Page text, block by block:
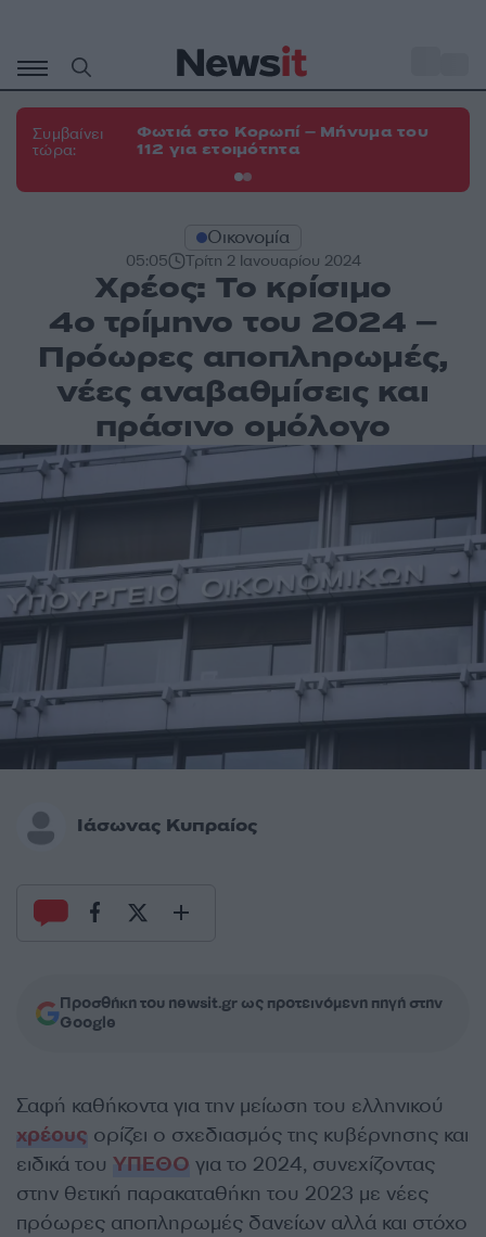
περιεχόμενο
Συμβαίνει
τώρα:
Φωτιά στο Κορωπί – Μήνυμα του
112 για ετοιμότητα
Οικονομία
05:05 Τρίτη 2 Ιανουαρίου 2024
Χρέος: Το κρίσιμο
4ο τρίμηνο του 2024 –
Πρόωρες αποπληρωμές,
νέες αναβαθμίσεις και
πράσινο ομόλογο
Ιάσωνας Κυπραίος
Προσθήκη του newsit.gr ως προτεινόμενη πηγή στην
Google
Σαφή καθήκοντα για την μείωση του ελληνικού
χρέους ορίζει ο σχεδιασμός της κυβέρνησης και
ειδικά του ΥΠΕΘΟ για το 2024, συνεχίζοντας
στην θετική παρακαταθήκη του 2023 με νέες
πρόωρες αποπληρωμές δανείων αλλά και στόχο